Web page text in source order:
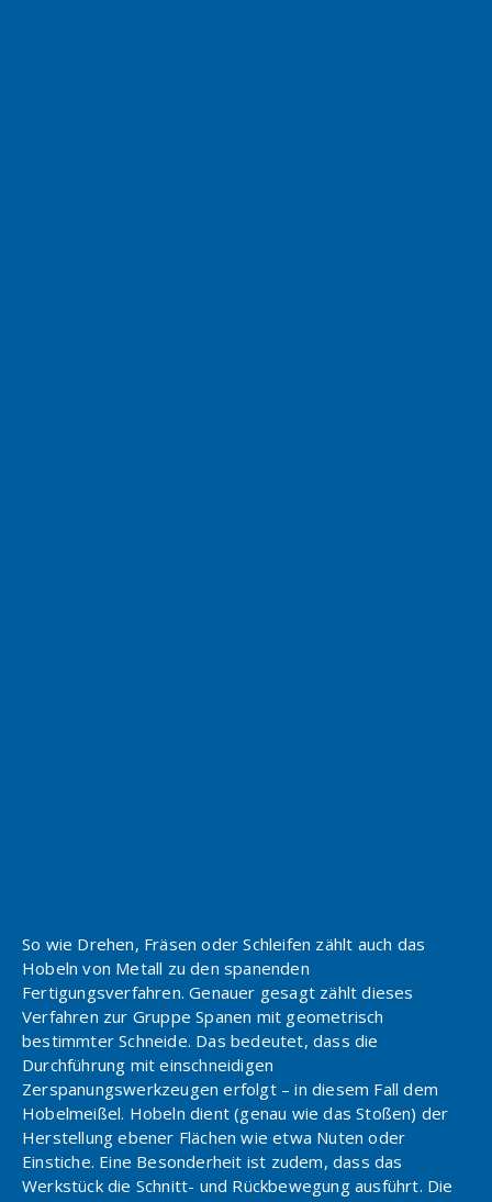
So wie Drehen, Fräsen oder Schleifen zählt auch das
Hobeln von Metall zu den spanenden
Fertigungsverfahren. Genauer gesagt zählt dieses
Verfahren zur Gruppe Spanen mit geometrisch
bestimmter Schneide. Das bedeutet, dass die
Durchführung mit einschneidigen
Zerspanungswerkzeugen erfolgt – in diesem Fall dem
Hobelmeißel. Hobeln dient (genau wie das Stoßen) der
Herstellung ebener Flächen wie etwa Nuten oder
Einstiche. Eine Besonderheit ist zudem, dass das
Werkstück die Schnitt- und Rückbewegung ausführt. Die